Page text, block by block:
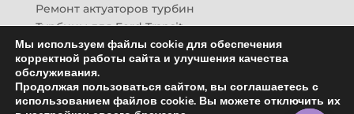
Ремонт актуаторов турбин
Турбины для Ford Transit
Турбины для Mazda CX-7
Картридж для ГАЗон-Next
Турбины HINO (Хино)
Купить новую турбину
Мы используем файлы cookie для обеспечения
корректной работы сайта и улучшения качества
обслуживания.
Продолжая пользоваться сайтом, вы соглашаетесь с
использованием файлов cookie. Вы можете отключить их